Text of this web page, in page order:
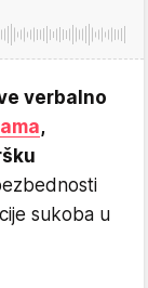
verbalno
,
sukoba u